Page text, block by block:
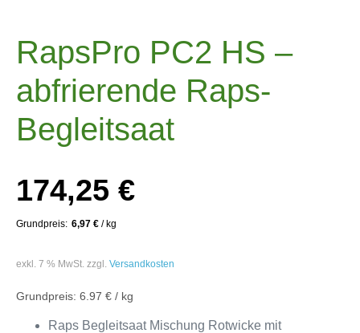
RapsPro PC2 HS –
abfrierende Raps-
Begleitsaat
174,25 €
6,97 € /kg
exkl. 7 % MwSt. zzgl. Versandkosten
6.97 € / kg
Raps Begleitsaat Mischung Rotwicke mit